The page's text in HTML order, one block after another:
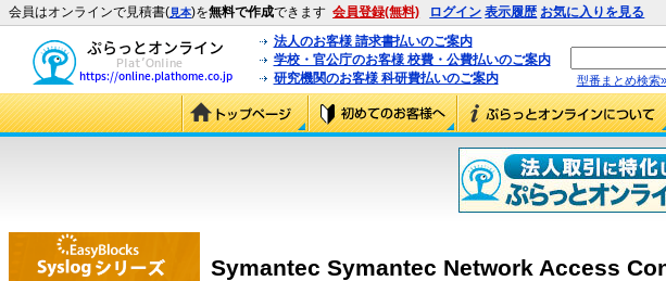
会員はオンラインで見積書(見本)を無料で作成できます 会員登録(無料) ログイン 表示履歴 お気に入りを見る
法人のお客様 請求書払いのご案内
学校・官公庁のお客様 校費・公費払いのご案内
研究機関のお客様 科研費払いのご案内
型番まとめ検索»
Symantec Symantec Network Access